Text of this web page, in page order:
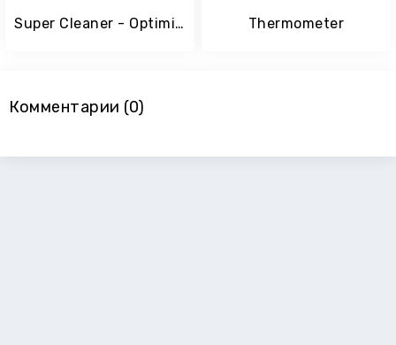
Super Cleaner - Optimize Clean Thermometer
Комментарии (0)